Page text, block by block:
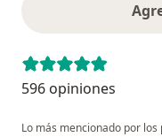
596 opiniones
Lo más mencionado por los